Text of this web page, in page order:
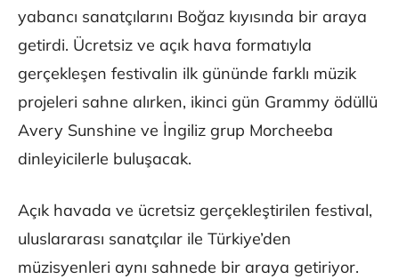
yabancı sanatçılarını Boğaz kıyısında bir araya
getirdi. Ücretsiz ve açık hava formatıyla
gerçekleşen festivalin ilk gününde farklı müzik
projeleri sahne alırken, ikinci gün Grammy ödüllü
Avery Sunshine ve İngiliz grup Morcheeba
dinleyicilerle buluşacak.
Açık havada ve ücretsiz gerçekleştirilen festival,
uluslararası sanatçılar ile Türkiye’den
müzisyenleri aynı sahnede bir araya getiriyor.